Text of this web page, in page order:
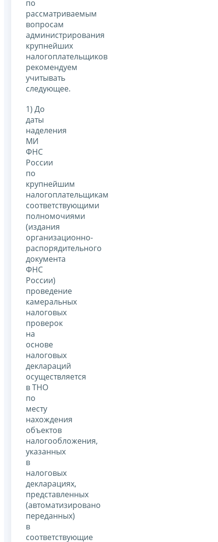
по
рассматриваемым
вопросам
администрирования
крупнейших
налогоплательщиков
рекомендуем
учитывать
следующее.
1) До
даты
наделения
МИ
ФНС
России
по
крупнейшим
налогоплательщикам
соответствующими
полномочиями
(издания
организационно-
распорядительного
документа
ФНС
России)
проведение
камеральных
налоговых
проверок
на
основе
налоговых
деклараций
осуществляется
в ТНО
по
месту
нахождения
объектов
налогообложения,
указанных
в
налоговых
декларациях,
представленных
(автоматизировано
переданных)
в
соответствующие